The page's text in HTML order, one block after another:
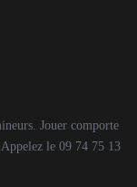
Jouer comporte
le 09 74 75 13